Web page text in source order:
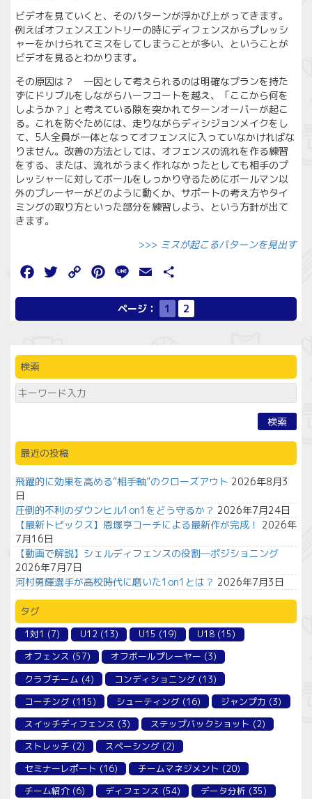
ビデオを見ていくと、そのパターンが浮かび上がってきます。
例えばオフェンスエントリーの時にディフェンスからプレッシ
ャーをかけられてミスをしてしまうことが多い、ということが
ビデオを見るとわかります。
その原因は？ 一因として考えられるのは明確なプランを持た
ずにドリブルをしながらハーフコートを越え、「ここから何を
しようか？」と考えている隙を突かれてターンオーバーが起こ
る。これを防ぐためには、走りながらディシジョンメイクをし
て、5人全員が一体となってオフェンスに入っていなかければな
りません。改善の方法としては、オフェンスの流れを作る練習
をする、または、流れがうまく作れなかったとしても相手のプ
レッシャーに対してボールをしっかり守るためにボールマン以
外のプレーヤーがどのように動くか、サポートの考え方やタイ
ミングの取り方といった部分を練習しよう、という方針が出て
きます。
>>> ミスが起こるパターンを見出す
FacebookTwitter
Copy
Pinterest
Line Email
ページ： 1 2
検索
検索
最近の投稿
飛躍的に効果を高める“相手軸”のクローズアウト 2026年8月3
日
圧倒的不利のダウンヒル1on1をどう守るか？ 2026年7月24日
【最新トピックス】恩塚亨コーチによる最新作が完成！ 2026年
7月16日
【動画で解説】シェルディフェンスの役割―ポジショニング
2026年7月7日
河村勇輝選手が高校時代に磨いた1on1とは？ 2026年7月3日
タグ
1対1 (7) U12 (13) U15 (19) U18 (15)
オフェンス (57) オフボールプレーヤー (3)
クラブチーム (4) コンディショニング (13)
コーチング (115) シューティング (16) ジャンプ力 (3)
スイッチディフェンス (3) ステップバックショット (2)
ストレッチ (2) スペーシング (2)
セミナーレポート (16) チームマネジメント (20)
チーム紹介(6) ディフェンス (54) データ分析 (35)